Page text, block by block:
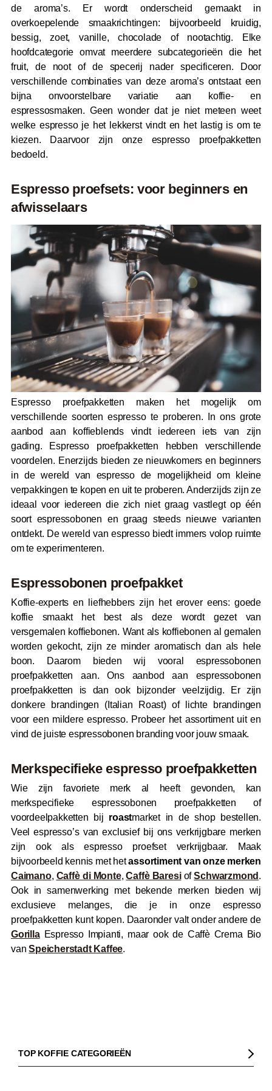
de aroma’s. Er wordt onderscheid gemaakt in
overkoepelende smaakrichtingen: bijvoorbeeld kruidig,
bessig, zoet, vanille, chocolade of nootachtig. Elke
hoofdcategorie omvat meerdere subcategorieën die het
fruit, de noot of de specerij nader specificeren. Door
verschillende combinaties van deze aroma’s ontstaat een
bijna onvoorstelbare variatie aan koffie- en
espressosmaken. Geen wonder dat je niet meteen weet
welke espresso je het lekkerst vindt en het lastig is om te
kiezen. Daarvoor zijn onze espresso proefpakketten
bedoeld.
Espresso proefsets: voor beginners en
afwisselaars
Espresso proefpakketten maken het mogelijk om
verschillende soorten espresso te proberen. In ons grote
aanbod aan koffieblends vindt iedereen iets van zijn
gading. Espresso proefpakketten hebben verschillende
voordelen. Enerzijds bieden ze nieuwkomers en beginners
in de wereld van espresso de mogelijkheid om kleine
verpakkingen te kopen en uit te proberen. Anderzijds zijn ze
ideaal voor iedereen die zich niet graag vastlegt op één
soort espressobonen en graag steeds nieuwe varianten
ontdekt. De wereld van espresso biedt immers volop ruimte
om te experimenteren.
Espressobonen proefpakket
Koffie-experts en liefhebbers zijn het erover eens: goede
koffie smaakt het best als deze wordt gezet van
versgemalen koffiebonen. Want als koffiebonen al gemalen
worden gekocht, zijn ze minder aromatisch dan als hele
boon. Daarom bieden wij vooral espressobonen
proefpakketten aan. Ons aanbod aan espressobonen
proefpakketten is dan ook bijzonder veelzijdig. Er zijn
donkere brandingen (Italian Roast) of lichte brandingen
voor een mildere espresso. Probeer het assortiment uit en
vind de juiste espressobonen branding voor jouw smaak.
Merkspecifieke espresso proefpakketten
Wie zijn favoriete merk al heeft gevonden, kan
merkspecifieke espressobonen proefpakketten of
voordeelpakketten bij roastmarket in de shop bestellen.
Veel espresso’s van exclusief bij ons verkrijgbare merken
zijn ook als espresso proefset verkrijgbaar. Maak
bijvoorbeeld kennis met hetassortiment van onze merken
Caimano, Caffè di Monte,Caffè BaresiofSchwarzmond .
Ook in samenwerking met bekende merken bieden wij
exclusieve melanges, die je in onze espresso
proefpakketten kunt kopen. Daaronder valt onder andere de
GorillaEspresso Impianti, maar ook de Caffè Crema Bio
vanSpeicherstadt Kaffee.
TOP KOFFIE CATEGORIEËN